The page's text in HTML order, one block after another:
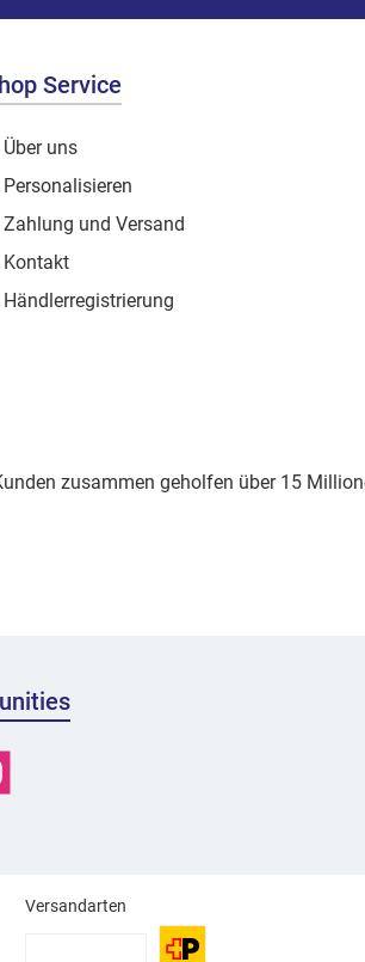
Service
Über uns
Personalisieren
Zahlung und Versand
Kontakt
Händlerregistrierung
zusammen geholfen über 15
Versandarten